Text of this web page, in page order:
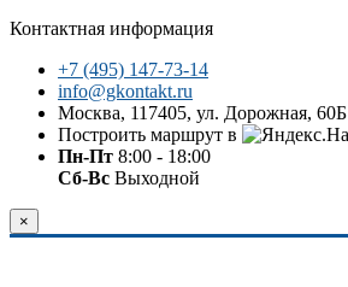
Контактная информация
+7 (495) 147-73-14
info@gkontakt.ru
Москва, 117405, ул. Дорожная, 60Б
Построить маршрут в
Пн-Пт 8:00 - 18:00
Сб-Вс Выходной
×